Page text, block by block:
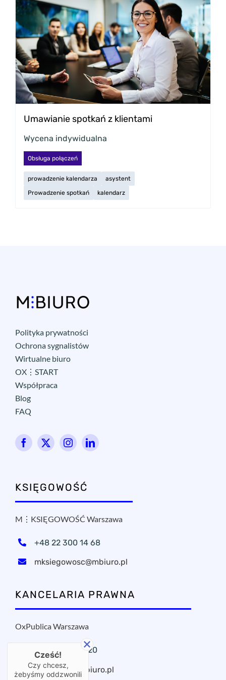
Umawianie spotkań z klientami
Wycena indywidualna
Obsługa połączeń
prowadzenie kalendarza
asystent
Prowadzenie spotkań
kalendarz
Polityka prywatności
Ochrona sygnalistów
Wirtualne biuro
OX⋮START
Współpraca
Blog
FAQ
KSIĘGOWOŚĆ
M⋮KSIĘGOWOŚĆ Warszawa
+48 22 300 14 68
mksiegowosc@mbiuro.pl
KANCELARIA PRAWNA
OxPublica Warszawa
+48 22 295 11 20
oxpublica@mbiuro.pl
Cześć!
Czy chcesz,
żebyśmy oddzwonili